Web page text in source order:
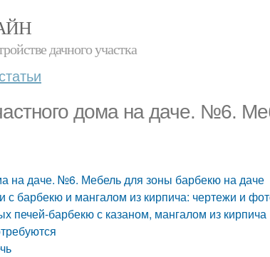
дачного участка
статьи
дома на даче. №6.
на даче. №6. Мебель для зоны барбекю на даче
с барбекю и мангалом из кирпича: чертежи и
печей-барбекю с казаном, мангалом из кирпича